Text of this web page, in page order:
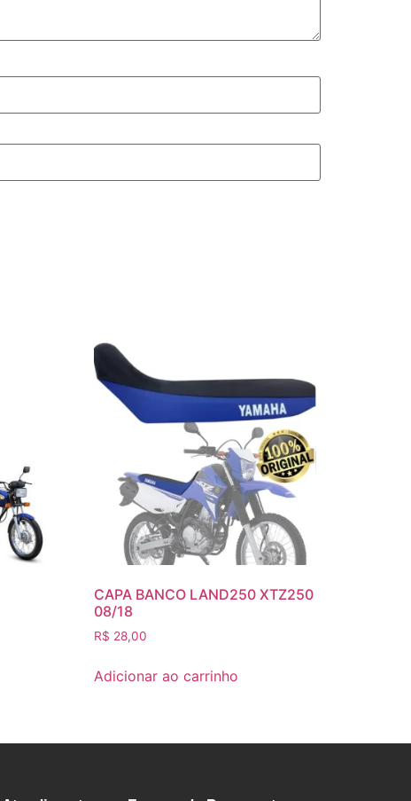
CAPA BANCO LAND250 XTZ250
08/18
R$ 28,00
Adicionar ao carrinho